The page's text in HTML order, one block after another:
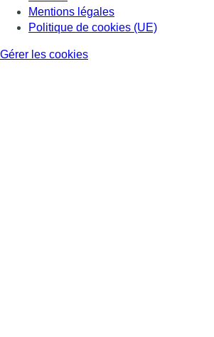
Mentions légales
Politique de cookies (UE)
Gérer les cookies